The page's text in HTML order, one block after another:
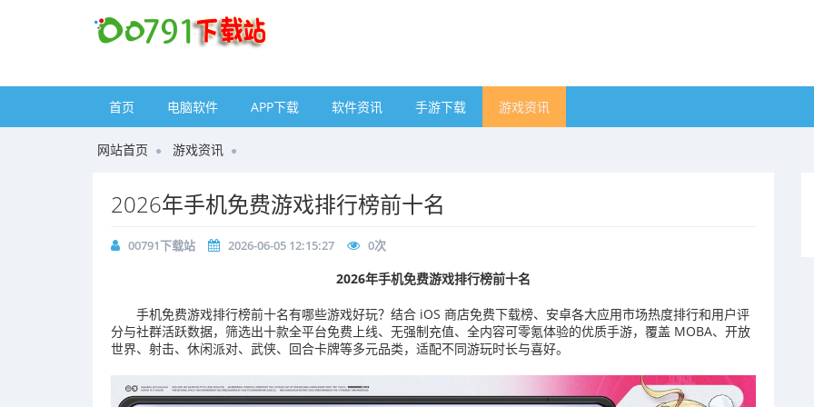
首页 电脑软件 APP下载 软件资讯 手游下载 游戏资讯
网站首页 游戏资讯
2026年手机免费游戏排行榜前十名
00791下载站 2026-06-05 12:15:27 0次
2026年手机免费游戏排行榜前十名
手机免费游戏排行榜前十名有哪些游戏好玩？结合 iOS 商店免费下载榜、安卓各大应用市场热度排行和用户评
分与社群活跃数据，筛选出十款全平台免费上线、无强制充值、全内容可零氪体验的优质手游，覆盖 MOBA、开放
世界、射击、休闲派对、武侠、回合卡牌等多元品类，适配不同游玩时长与喜好。